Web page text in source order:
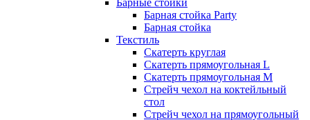
Барные стойки
Барная стойка Party
Барная стойка
Текстиль
Скатерть круглая
Скатерть прямоугольная L
Скатерть прямоугольная M
Стрейч чехол на коктейльный
стол
Стрейч чехол на прямоугольный